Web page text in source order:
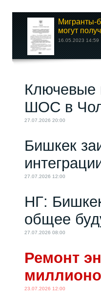
могут
16.05.2023 14:59
Ключевые
ШОС в
27.07.2026 20:00
Бишкек
27.07.2026 12:00
НГ:
общее
27.07.2026 08:00
Ремонт
23.07.2026 12:00